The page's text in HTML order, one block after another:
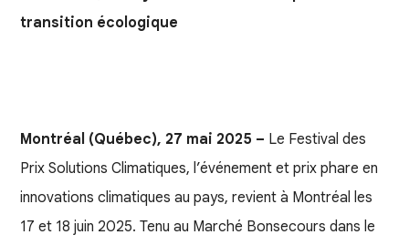
transition écologique
Montréal (Québec), 27 mai 2025 – Le Festival des
Prix Solutions Climatiques, l’événement et prix phare en
innovations climatiques au pays, revient à Montréal les
17 et 18 juin 2025. Tenu au Marché Bonsecours dans le